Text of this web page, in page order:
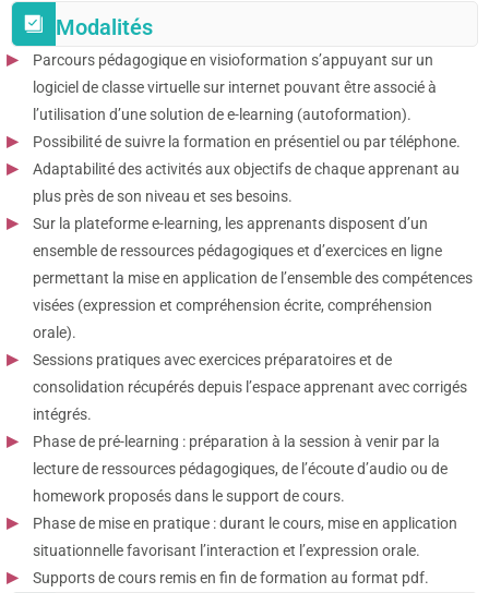
Modalités
Parcours pédagogique en visioformation s’appuyant sur un
logiciel de classe virtuelle sur internet pouvant être associé à
l’utilisation d’une solution de e-learning (autoformation).
Possibilité de suivre la formation en présentiel ou par téléphone.
Adaptabilité des activités aux objectifs de chaque apprenant au
plus près de son niveau et ses besoins.
Sur la plateforme e-learning, les apprenants disposent d’un
ensemble de ressources pédagogiques et d’exercices en ligne
permettant la mise en application de l’ensemble des compétences
visées (expression et compréhension écrite, compréhension
orale).
Sessions pratiques avec exercices préparatoires et de
consolidation récupérés depuis l’espace apprenant avec corrigés
intégrés.
Phase de pré-learning : préparation à la session à venir par la
lecture de ressources pédagogiques, de l’écoute d’audio ou de
homework proposés dans le support de cours.
Phase de mise en pratique : durant le cours, mise en application
situationnelle favorisant l’interaction et l’expression orale.
Supports de cours remis en fin de formation au format pdf.